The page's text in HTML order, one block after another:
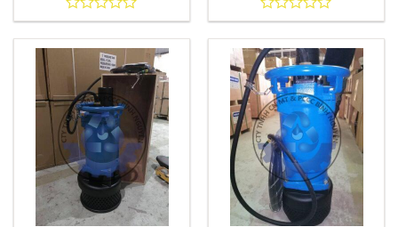
0
out
of
5
0
out
of
5